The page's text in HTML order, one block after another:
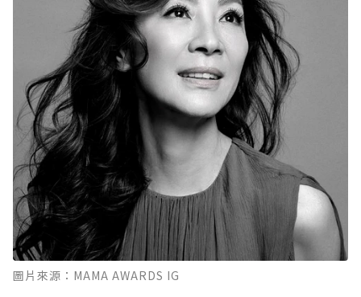
圖片來源：MAMA AWARDS IG